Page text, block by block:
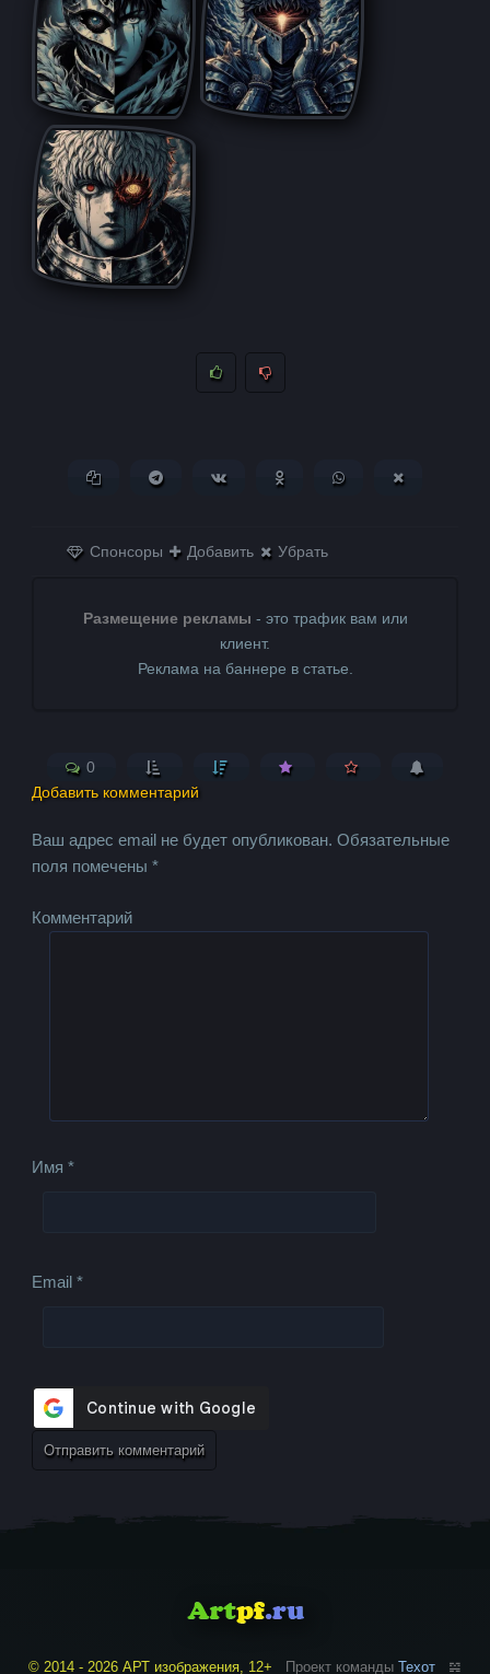
Копировать ссылкуПоделиться в Telegram
Поделиться ВКонтактеПоделиться в
Поделиться в
Спонсоры Добавить Убрать
Размещение рекламы - это трафик вам или
клиент.
Реклама на баннере в статье.
0
Добавить комментарий
Ваш адрес email не будет опубликован. Обязательные
поля помечены*
Комментарий
Имя*
Email*
© 2014 - 2026 АРТ изображения, 12+ Проект команды Техот 𝌴